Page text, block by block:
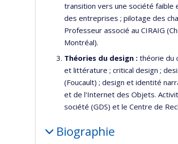
transition vers une société faible
des entreprises ; pilotage des
Professeur associé au CIRAIG
Montréal).
Théories du design : théorie du
et littérature ; critical design ;
(Foucault) ; design et identité
et de l'Internet des Objets.
société (GDS) et le Centre de
Biographie